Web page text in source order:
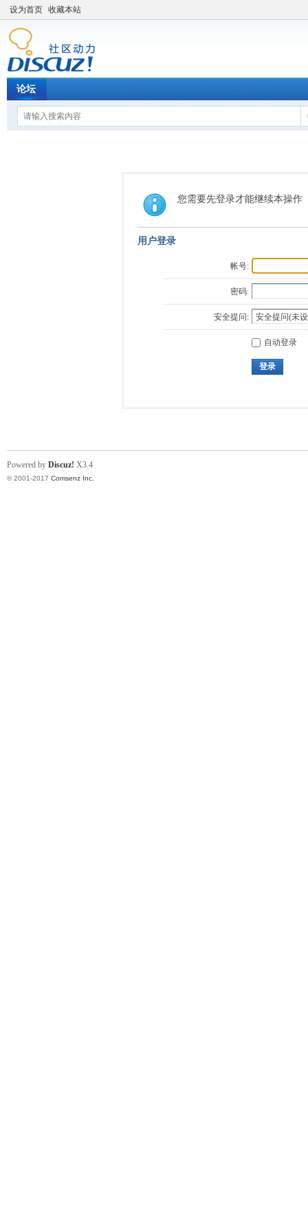
设为首页 收藏本站
论坛
您需要先登录才能继续本操作
用户登录
帐号:
密码:
安全提问:
自动登录
登录
Powered by Discuz! X3.4
© 2001-2017 Comsenz Inc.